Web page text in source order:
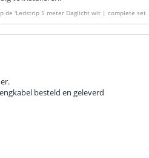
de 'Ledstrip 5 meter Daglicht wit | complete set
besteld en geleverd